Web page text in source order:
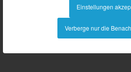
Einstellungen
Verberge nur die